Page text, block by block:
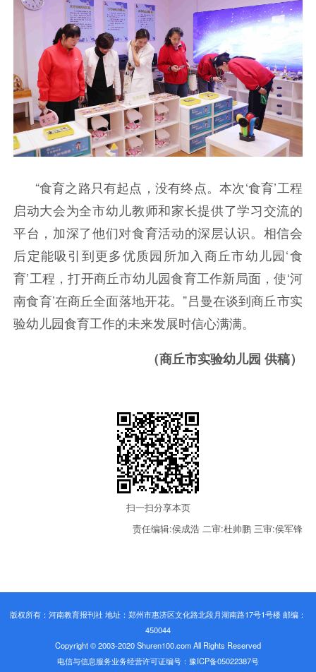
“食育之路只有起点，没有终点。本次‘食育’工程
启动大会为全市幼儿教师和家长提供了学习交流的
平台，加深了他们对食育活动的深层认识。相信会
后定能吸引到更多优质园所加入商丘市幼儿园‘食
育’工程，打开商丘市幼儿园食育工作新局面，使‘河
南食育’在商丘全面落地开花。”吕曼在谈到商丘市实
验幼儿园食育工作的未来发展时信心满满。
（商丘市实验幼儿园 供稿）
扫一扫分享本页
责任编辑:侯成浩 二审:杜帅鹏 三审:侯军锋
版权所有：河南教育报刊社 地址：郑州市惠济区文化路北段月湖南路17号1号楼 邮编：
450044
Copyright © 2003-2020 Shuren100.com All Rights Reserved
电信与信息服务业务经营许可证编号：豫ICP备05022387号